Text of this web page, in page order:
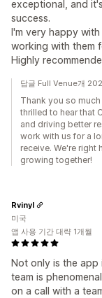
exceptional, and
success.
I'm very happy
working with them
Highly
답글 Full Venue개
Thank you so
thrilled to hear that
and driving better
work with us for a
receive. We're right
growing together!
Not only is the
team is
on a call with a
Rvinyl
미국
앱 사용 기간 대략 1개월